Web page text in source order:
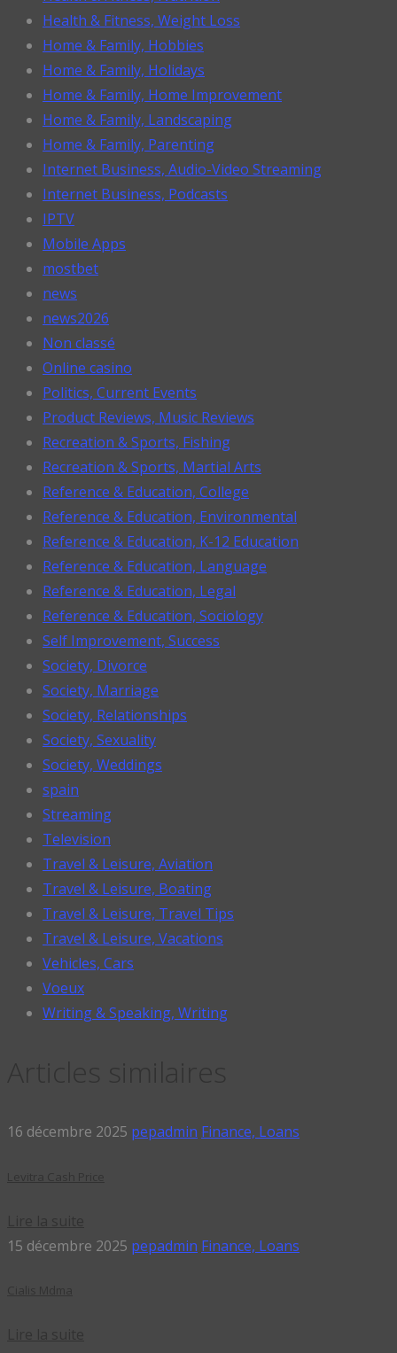
Health & Fitness, Weight Loss
Home & Family, Hobbies
Home & Family, Holidays
Home & Family, Home Improvement
Home & Family, Landscaping
Home & Family, Parenting
Internet Business, Audio-Video Streaming
Internet Business, Podcasts
IPTV
Mobile Apps
mostbet
news
news2026
Non classé
Online casino
Politics, Current Events
Product Reviews, Music Reviews
Recreation & Sports, Fishing
Recreation & Sports, Martial Arts
Reference & Education, College
Reference & Education, Environmental
Reference & Education, K-12 Education
Reference & Education, Language
Reference & Education, Legal
Reference & Education, Sociology
Self Improvement, Success
Society, Divorce
Society, Marriage
Society, Relationships
Society, Sexuality
Society, Weddings
spain
Streaming
Television
Travel & Leisure, Aviation
Travel & Leisure, Boating
Travel & Leisure, Travel Tips
Travel & Leisure, Vacations
Vehicles, Cars
Voeux
Writing & Speaking, Writing
16 décembre 2025 pepadmin Finance, Loans
15 décembre 2025 pepadmin Finance, Loans